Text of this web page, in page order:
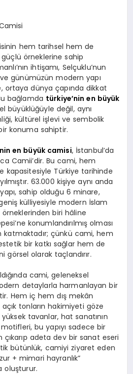
hem tarihsel hem de
örneklerine sahip
ihtişamı, Selçuklu’nun
günümüzün modern yapı
ortaya dünya çapında dikkat
bağlamda türkiye’nin en büyük
büyüklüğüyle değil, aynı
kültürel işlevi ve sembolik
konuma sahiptir.
en büyük camisi, İstanbul’da
Camii’dir. Bu cami, hem
kapasitesiyle Türkiye tarihinde
63.000 kişiye aynı anda
sahip olduğu 6 minare,
külliyesiyle modern İslam
biri hâline
konumlandırılmış olması
katmaktadır; çünkü cami, hem
bir katkı sağlar hem de
görsel olarak taçlandırır.
cami, geleneksel
detaylarla harmanlayan bir
Hem iç hem dış mekân
tonların hakimiyeti göze
tavanlar, hat sanatının
bu yapıyı sadece bir
adeta dev bir sanat eseri
bütünlük, camiyi ziyaret eden
+ mimari hayranlık”
oluşturur.